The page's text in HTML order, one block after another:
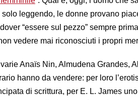
leggendo, le donne provano
“essere sul pezzo” sempre
vedere mai riconosciuti i propri
Anaïs Nin, Almudena Grandes,
hanno da vendere: per loro
di scrittura, per E. L. James